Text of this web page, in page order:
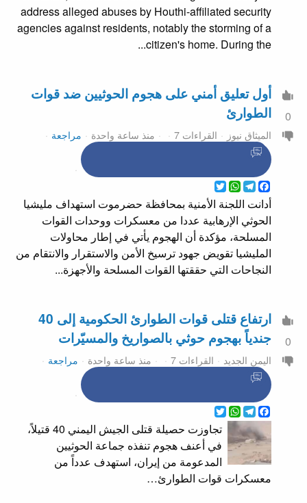
address alleged abuses by Houthi-affiliated security
agencies against residents, notably the storming of a
citizen's home. During the...
0
أول تعليق أمني على هجوم الحوثيين ضد قوات
الطوارئ
الميثاق نيوز القراءات 7 منذ ساعة واحدة مراجعة
Twitter
WhatsApp
Telegram
Facebook
أدانت اللجنة الأمنية بمحافظة حضرموت استهداف مليشيا
الحوثي الإرهابية عددا من معسكرات ووحدات القوات
المسلحة، مؤكدة أن الهجوم يأتي في إطار محاولات
المليشيا تقويض جهود ترسيخ الأمن والاستقرار والانتقام من
النجاحات التي حققتها القوات المسلحة والأجهزة...
0
ارتفاع قتلى قوات الطوارئ الحكومية إلى 40
جندياً بهجوم حوثي بالصواريخ والمسيّرات
اليمن الجديد القراءات 7 منذ ساعة واحدة مراجعة
Twitter
WhatsApp
Telegram
Facebook
تجاوزت حصيلة قتلى الجيش اليمني 40 قتيلاً،
في أعنف هجوم تنفذه جماعة الحوثيين
المدعومة من إيران، استهدف عدداً من
معسكرات قوات الطوارئ…